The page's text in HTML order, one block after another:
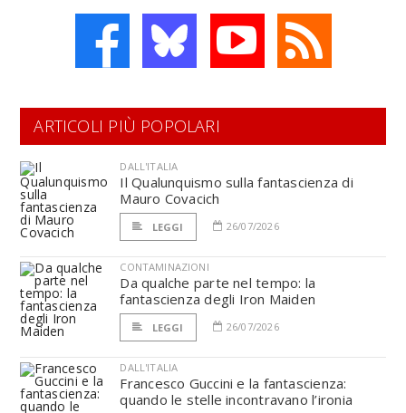
ARTICOLI PIÙ POPOLARI
DALL'ITALIA
Il Qualunquismo sulla fantascienza di
Mauro Covacich
LEGGI 26/07/2026
CONTAMINAZIONI
Da qualche parte nel tempo: la
fantascienza degli Iron Maiden
LEGGI 26/07/2026
DALL'ITALIA
Francesco Guccini e la fantascienza:
quando le stelle incontravano l’ironia